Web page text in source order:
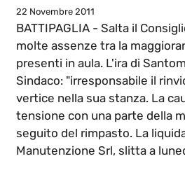
22 Novembre 2011
BATTIPAGLIA - Salta il
molte assenze tra la
presenti in aula. L'ira di
Sindaco: "irresponsabile il
vertice nella sua stanza. La
tensione con una parte della
seguito del rimpasto. La
Manutenzione Srl, slitta a